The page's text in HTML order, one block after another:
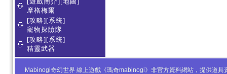
摩格梅爾
[攻略][系統]
寵物探險隊
[攻略][系統]
精靈武器
Mabinogi奇幻世界 線上遊戲《瑪奇mabinogi》非官方資料網站，提供道